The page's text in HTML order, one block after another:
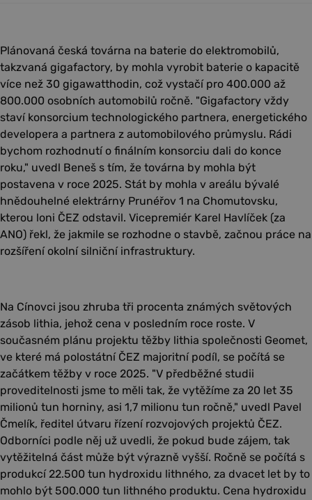
Plánovaná česká továrna na baterie do elektromobilů,
takzvaná gigafactory, by mohla vyrobit baterie o kapacitě
více než 30 gigawatthodin, což vystačí pro 400.000 až
800.000 osobních automobilů ročně. "Gigafactory vždy
staví konsorcium technologického partnera, energetického
developera a partnera z automobilového průmyslu. Rádi
bychom rozhodnutí o finálním konsorciu dali do konce
roku," uvedl Beneš s tím, že továrna by mohla být
postavena v roce 2025. Stát by mohla v areálu bývalé
hnědouhelné elektrárny Prunéřov 1 na Chomutovsku,
kterou loni ČEZ odstavil. Vicepremiér Karel Havlíček (za
ANO) řekl, že jakmile se rozhodne o stavbě, začnou práce na
rozšíření okolní silniční infrastruktury.
Na Cínovci jsou zhruba tři procenta známých světových
zásob lithia, jehož cena v posledním roce roste. V
současném plánu projektu těžby lithia společnosti Geomet,
ve které má polostátní ČEZ majoritní podíl, se počítá se
začátkem těžby v roce 2025. "V předběžné studii
proveditelnosti jsme to měli tak, že vytěžíme za 20 let 35
milionů tun horniny, asi 1,7 milionu tun ročně," uvedl Pavel
Čmelík, ředitel útvaru řízení rozvojových projektů ČEZ.
Odborníci podle něj už uvedli, že pokud bude zájem, tak
vytěžitelná část může být výrazně vyšší. Ročně se počítá s
produkcí 22.500 tun hydroxidu lithného, za dvacet let by to
mohlo být 500.000 tun lithného produktu. Cena hydroxidu